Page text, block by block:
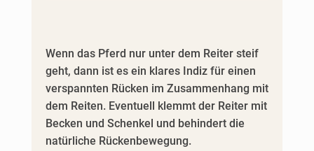
Wenn das Pferd nur unter dem Reiter steif
geht, dann ist es ein klares Indiz für einen
verspannten Rücken im Zusammenhang mit
dem Reiten. Eventuell klemmt der Reiter mit
Becken und Schenkel und behindert die
natürliche Rückenbewegung.